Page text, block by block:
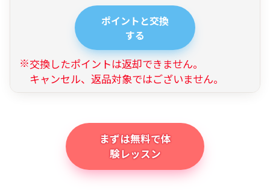
ポイントと交換
する
交換したポイントは返却できません。
キャンセル、返品対象ではございません。
まずは無料で体
験レッスン